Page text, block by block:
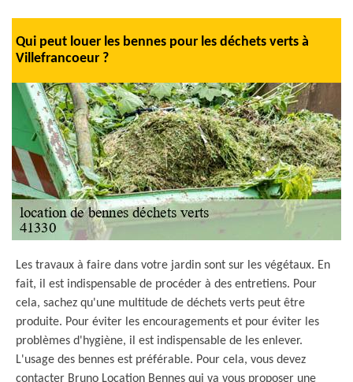
Qui peut louer les bennes pour les déchets verts à
Villefrancoeur ?
Les travaux à faire dans votre jardin sont sur les végétaux. En
fait, il est indispensable de procéder à des entretiens. Pour
cela, sachez qu'une multitude de déchets verts peut être
produite. Pour éviter les encouragements et pour éviter les
problèmes d'hygiène, il est indispensable de les enlever.
L'usage des bennes est préférable. Pour cela, vous devez
contacter Bruno Location Bennes qui va vous proposer une